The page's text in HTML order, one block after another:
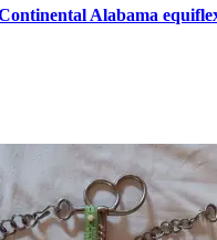
Alabama